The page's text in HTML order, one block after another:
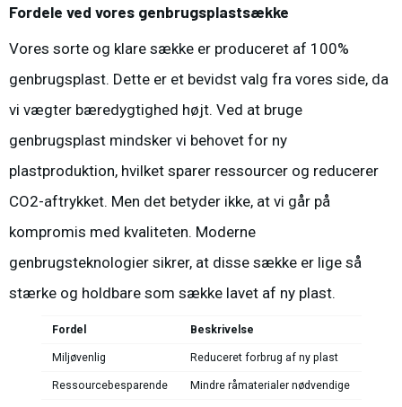
Fordele ved vores genbrugsplastsække
Vores sorte og klare sække er produceret af 100%
genbrugsplast. Dette er et bevidst valg fra vores side, da
vi vægter bæredygtighed højt. Ved at bruge
genbrugsplast mindsker vi behovet for ny
plastproduktion, hvilket sparer ressourcer og reducerer
CO2-aftrykket. Men det betyder ikke, at vi går på
kompromis med kvaliteten. Moderne
genbrugsteknologier sikrer, at disse sække er lige så
stærke og holdbare som sække lavet af ny plast.
Fordel Beskrivelse
Miljøvenlig Reduceret forbrug af ny plast
Ressourcebesparende Mindre råmaterialer nødvendige